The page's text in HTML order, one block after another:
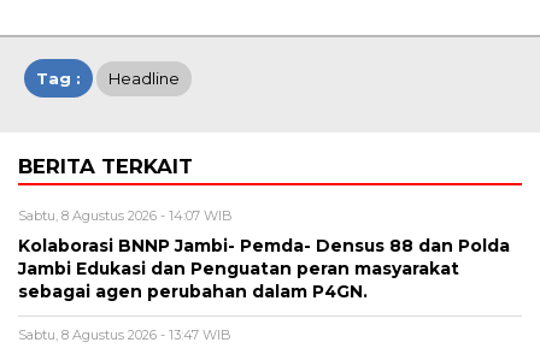
Tag : Headline
BERITA TERKAIT
Sabtu, 8 Agustus 2026 - 14:07 WIB
Kolaborasi BNNP Jambi- Pemda- Densus 88 dan Polda
Jambi Edukasi dan Penguatan peran masyarakat
sebagai agen perubahan dalam P4GN.
Sabtu, 8 Agustus 2026 - 13:47 WIB